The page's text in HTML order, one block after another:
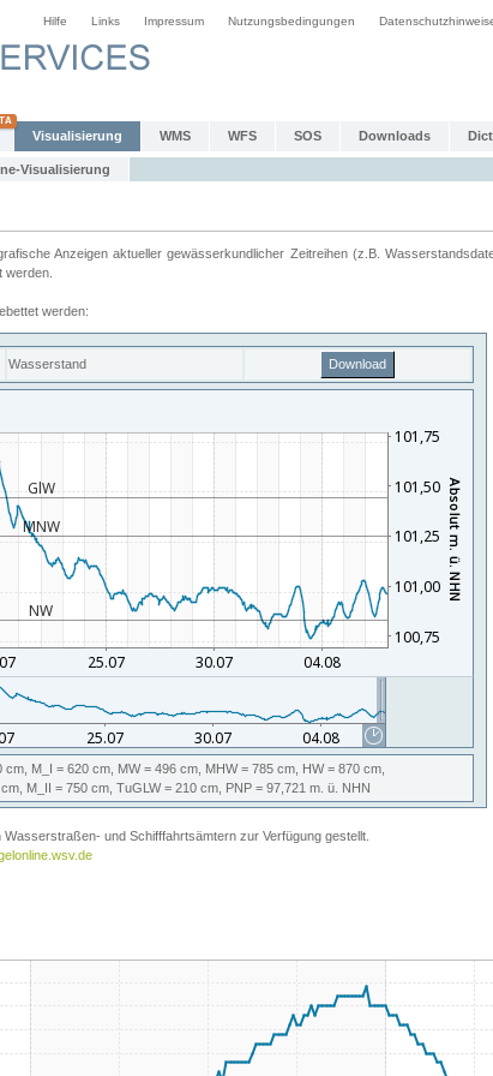
Hilfe Links Impressum Nutzungsbedingungen
Visualisierung WMS WFS SOS Downloads
Visualisierung
Anzeigen aktueller gewässerkundlicher Zeitreihen (z.B.
werden.
werden: